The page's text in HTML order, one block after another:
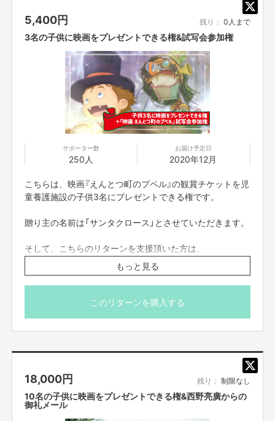
くださる方を募集させていただきますが、もともとは僕一人でやろうと思っ
ていた企画なので、支援が一件も集まらなくても僕の自腹で実行させていた
だきます。
２０２０年１２月２５日。
親元を離れ、懸命に生きる子供達に、とびっきりのクリスマスプレゼントを
是非、ご協力ください。
西野亮廣（キングコング）
【販売責任者】
吉本興業株式会社
【所在地】
【お問合せ先】
お問い合わせは下記のURLのメッセージからご連絡ください。
不良品、発送品間違いの場合は無料で交換させていただきます。到着日から
7日以内に上記問い合わせ先へご連絡ください。それ以上経過しますと返品
をお受け出来ない場合がございます。※サポーターのご都合によるキャンセ
ル・返品・交換はお受けできません。
5,400円 残り： 0人まで
3名の子供に映画をプレゼントできる権&試写会参加権
サポーター数
250人
お届け予定日
2020年12月
こちらは、映画『えんとつ町のプペル』の観賞チケットを児
童養護施設の子供3名にプレゼントできる権です。
贈り主の名前は「サンタクロース」とさせていただきます。
そして、こちらのリターンを支援頂いた方は、
12月13日16時30分上映開始予定(※時間は変更になる可能
性がございます)の東京国際フォーラムで行われる
「映画 えんとつ町のプペル」の完成披露試写会にご参加い
是非、ご参加ください。
■完成披露試写会概要
もっと見る
このリターンを購入する
18,000円 残り： 制限なし
10名の子供に映画をプレゼントできる権&西野亮廣からの
御礼メール